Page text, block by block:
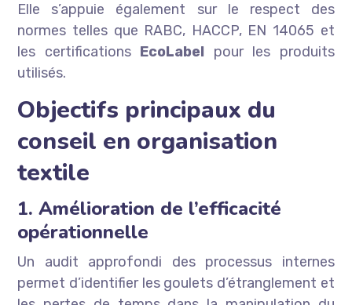
Elle s’appuie également sur le respect des
normes telles que RABC, HACCP, EN 14065 et
les certifications EcoLabel pour les produits
utilisés.
Objectifs principaux du
conseil en organisation
textile
1. Amélioration de l’efficacité
opérationnelle
Un audit approfondi des processus internes
permet d’identifier les goulets d’étranglement et